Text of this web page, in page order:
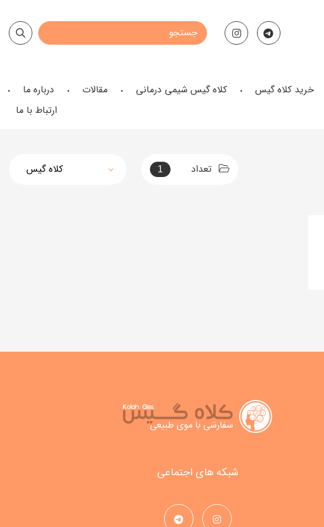
خرید کلاه گیس کلاه گیس شیمی درمانی مقالات
درباره ما
ارتباط با ما
تعداد 1
شبکه های اجتماعی